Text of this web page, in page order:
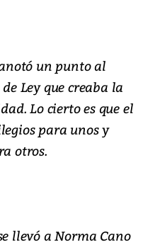
un punto al
Ley que creaba la
Lo cierto es que el
para unos y
otros.
llevó a Norma Cano